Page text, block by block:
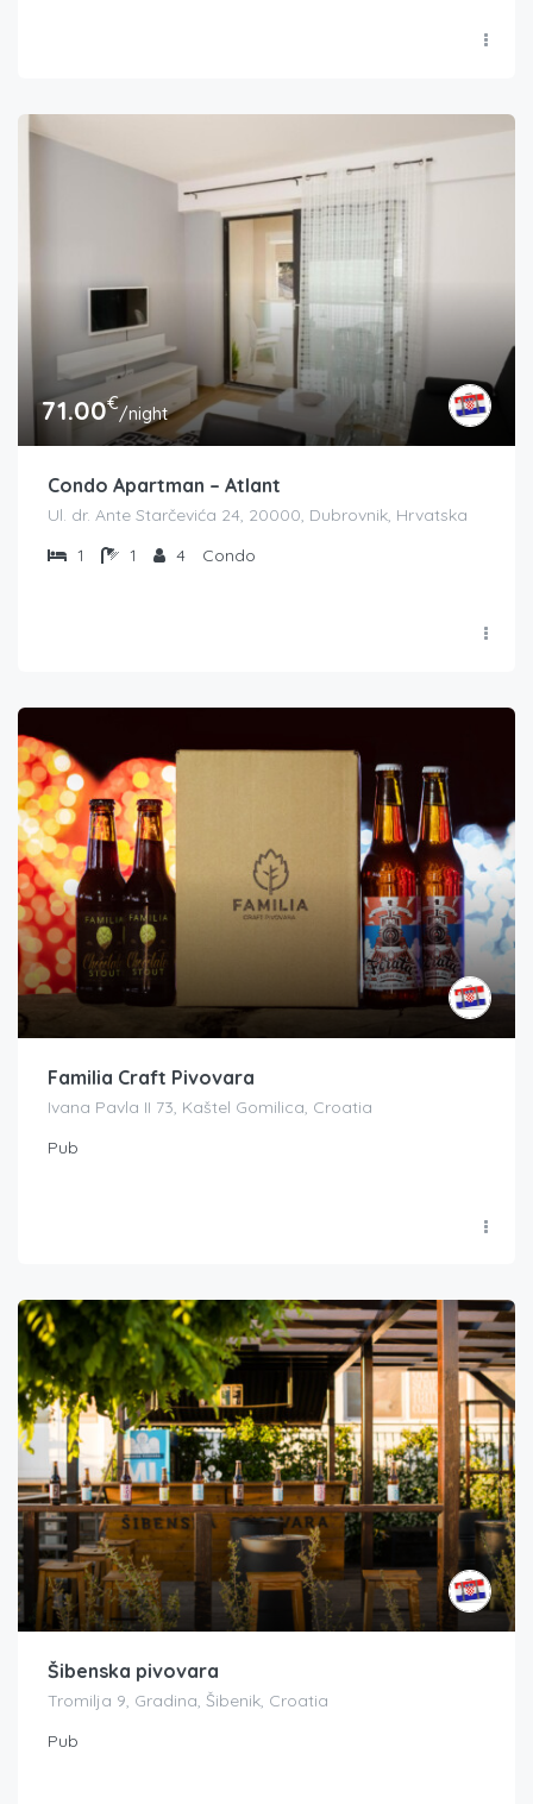
71.00€/night
Condo Apartman – Atlant
Ul. dr. Ante Starčevića 24, 20000, Dubrovnik, Hrvatska
1
1 4 Condo
Familia Craft Pivovara
Ivana Pavla II 73, Kaštel Gomilica, Croatia
Pub
Šibenska pivovara
Tromilja 9, Gradina, Šibenik, Croatia
Pub